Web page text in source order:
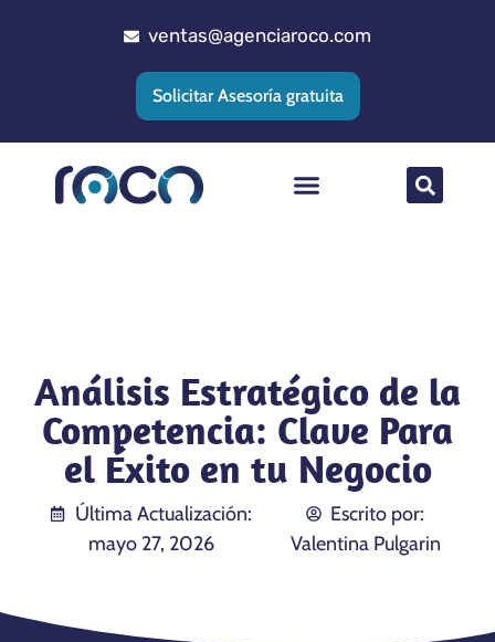
ventas@agenciaroco.com
Solicitar Asesoría gratuita
Análisis Estratégico de la
Competencia: Clave Para
el Éxito en tu Negocio
Última Actualización:
mayo 27, 2026
Escrito por:
Valentina Pulgarin